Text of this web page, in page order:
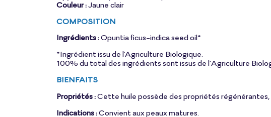
Couleur :Jaune clair
COMPOSITION
Ingrédients :Opuntia ficus-indica seed oil*
*Ingrédient issu de l'Agriculture Biologique.
100% du total des ingrédients sont issus de l’Agriculture
BIENFAITS
Propriétés :Cette huile possède des propriétés
Indications :Convient aux peaux matures.